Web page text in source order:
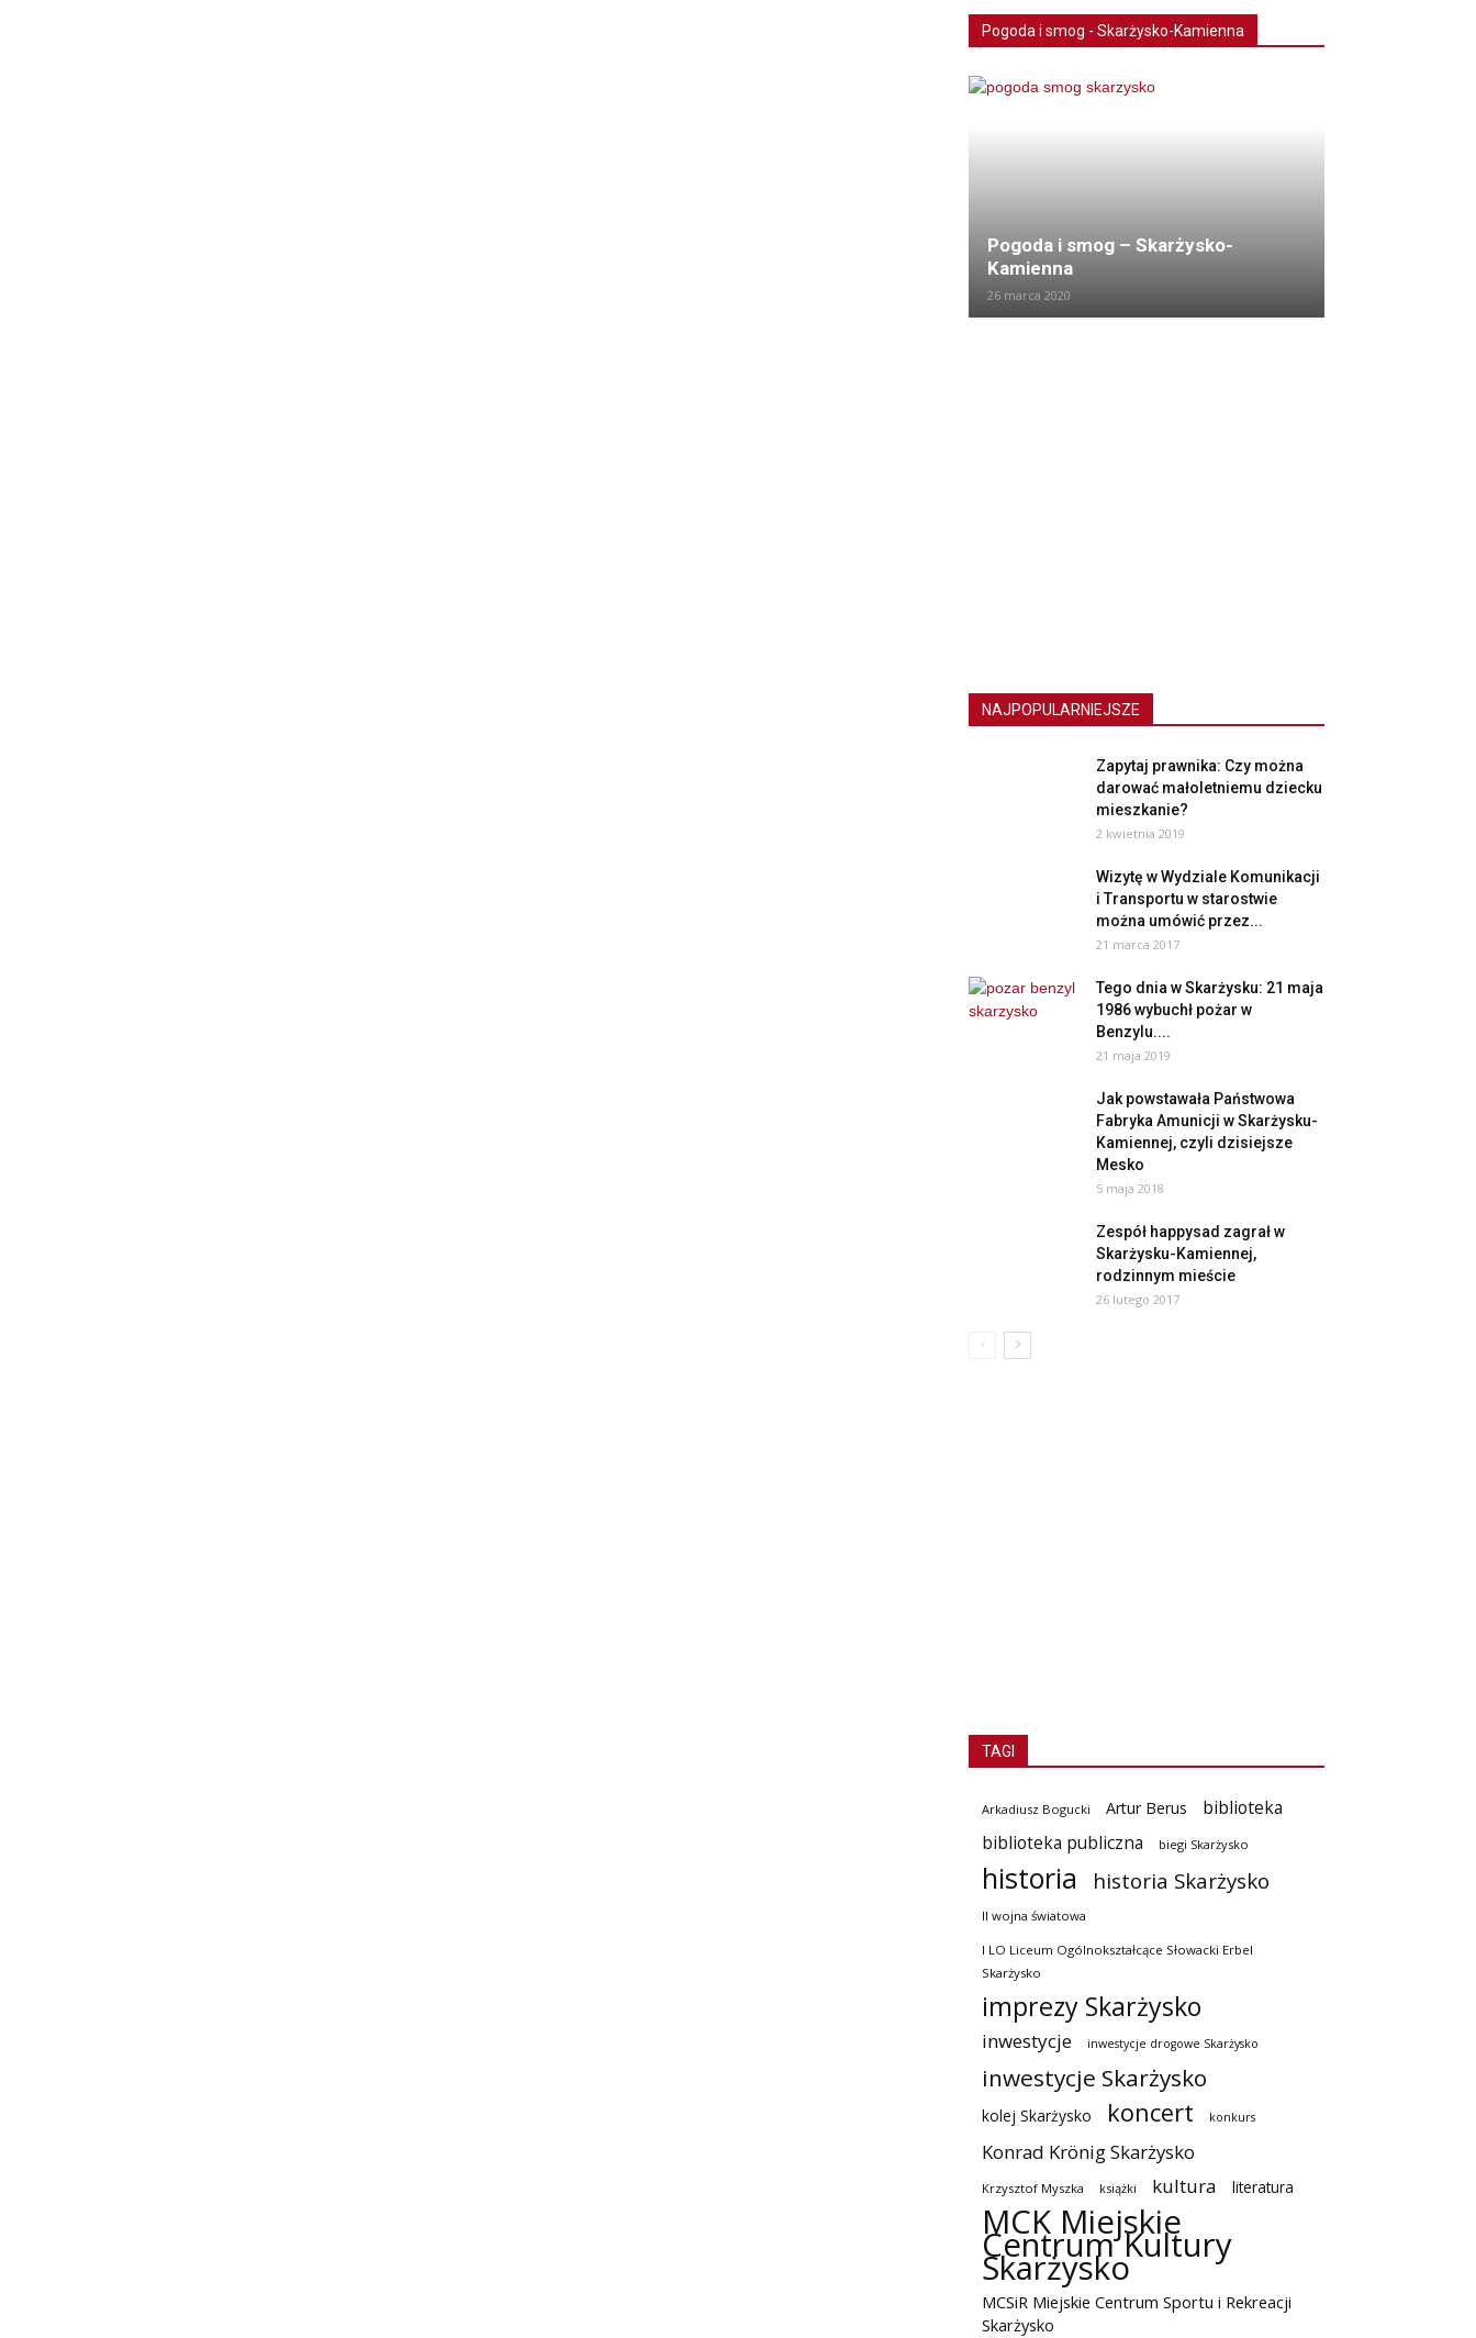
Pogoda i smog - Skarżysko-Kamienna
Pogoda i smog – Skarżysko-
Kamienna
26 marca 2020
NAJPOPULARNIEJSZE
Zapytaj prawnika: Czy można
darować małoletniemu dziecku
mieszkanie?
2 kwietnia 2019
Wizytę w Wydziale Komunikacji
i Transportu w starostwie
można umówić przez...
21 marca 2017
Tego dnia w Skarżysku: 21 maja
1986 wybuchł pożar w
Benzylu....
21 maja 2019
Jak powstawała Państwowa
Fabryka Amunicji w Skarżysku-
Kamiennej, czyli dzisiejsze
Mesko
5 maja 2018
Zespół happysad zagrał w
Skarżysku-Kamiennej,
rodzinnym mieście
26 lutego 2017
TAGI
Arkadiusz Bogucki Artur Berus
biblioteka
biblioteka publiczna
biegi Skarżysko
historia historia Skarżysko
II wojna światowa
I LO Liceum Ogólnokształcące Słowacki Erbel
Skarżysko
imprezy Skarżysko
inwestycje inwestycje drogowe Skarżysko
inwestycje Skarżysko
kolej Skarżysko koncert konkurs
Konrad Krönig Skarżysko
Krzysztof Myszka książki kultura literatura
MCK Miejskie
Centrum Kultury
Skarżysko
MCSiR Miejskie Centrum Sportu i Rekreacji
Skarżysko